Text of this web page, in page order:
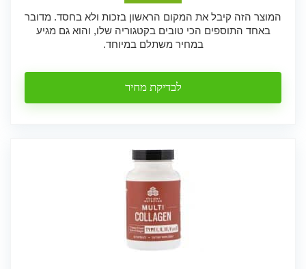
המוצר הזה קיבל את המקום הראשון בזכות ולא בחסד. מדובר
באחד התוספים הכי טובים בקטגוריה שלו, והוא גם מגיע
במחיר משתלם במיוחד.
לבדיקת מחיר